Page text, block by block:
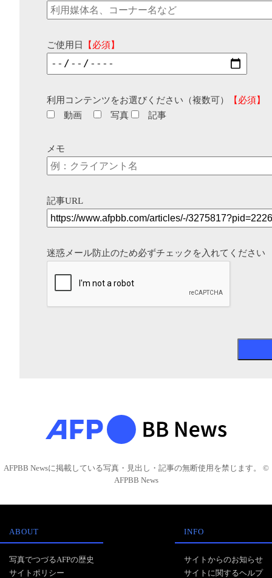
ご使用日 【必須】
利用コンテンツをお選びください（複数可）
【必須】
動画
写真 記事
メモ
記事URL
迷惑メール防止のため必ずチェックを入れてください
AFPBB Newsに掲載している写真・見出し・記事の無断使用を禁じます。 ©
AFPBB News
ABOUT
写真でつづるAFPの歴史
サイトポリシー
INFO
サイトからのお知らせ
サイトに関するヘルプ